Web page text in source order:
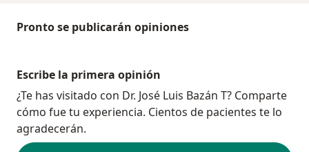
Pronto se publicarán opiniones
Escribe la primera opinión
¿Te has visitado con Dr. José Luis Bazán T? Comparte
cómo fue tu experiencia. Cientos de pacientes te lo
agradecerán.